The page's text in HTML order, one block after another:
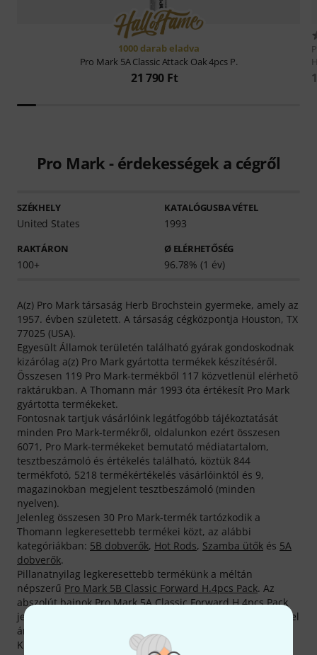
1000 darab eladva
Pro Mark 5A Classic Attack Oak 4pcs P.
21 790 Ft
Pro Mark - érdekességek a cégről
SZÉKHELY
United States
KATALÓGUSBA VÉTEL
1993
RAKTÁRON
100+
Ø ELÉRHETŐSÉG
96.78% (1 év)
A(z) Pro Mark társaság Herb Brochstein gyermeke, amely az
1957. évben született. A társaság cégközpontja Houston, TX
77025 (USA).
Egyesült Államok területén található gyárak gondoskodnak
kizárólag a(z) Pro Mark gyártotta termékek készítéséről.
Összesen 119 Pro Mark-termékből 117 közvetlenül elérhető
raktárukban. A Thomann már 1993 óta értékesít Pro Mark
gyártotta termékeket.
Fontosnak tartjuk vásárlóink legátfogóbb tájékoztatását
minden Pro Mark-termékről, oldalunkon ezért összesen
6071, Pro Mark-termékeket bemutató médiatartalom,
tesztbeszámoló és értékelés található, köztük 844
termékfotó, 5218 termékértékelés vásárlóinktól és 9,
magazinokban megjelent tesztbeszámoló (minden
nyelven).
Jelenleg összesen 30 Pro Mark-termék tartózkodik a
Thomann legkeresettebb termékei közt, az alábbi
kategóriákban: 5B dobverők, Hot Rods, Szamba ütők és 5A
dobverők.
Pillanatnyilag legkeresettebb termékünk a méltán
népszerű Pro Mark 5B Classic Forward H.4pcs Pack. Az
abszolút bajnokPro Mark 5A Classic Forward H.4pcs Pack
jelenlegi adataink szerint összesen 5.000 alkalommal kelt el
áruházunkból.
Kiváló, 97%-os rendelkezésre állásával a jól ismert Pro